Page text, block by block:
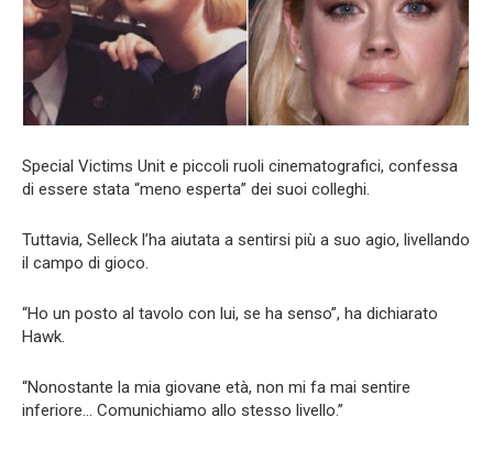
Special Victims Unit e piccoli ruoli cinematografici, confessa
di essere stata “meno esperta” dei suoi colleghi.
Tuttavia, Selleck l’ha aiutata a sentirsi più a suo agio, livellando
il campo di gioco.
“Ho un posto al tavolo con lui, se ha senso”, ha dichiarato
Hawk.
“Nonostante la mia giovane età, non mi fa mai sentire
inferiore… Comunichiamo allo stesso livello.”